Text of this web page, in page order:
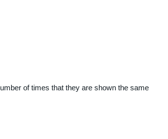
of times that they are shown the same